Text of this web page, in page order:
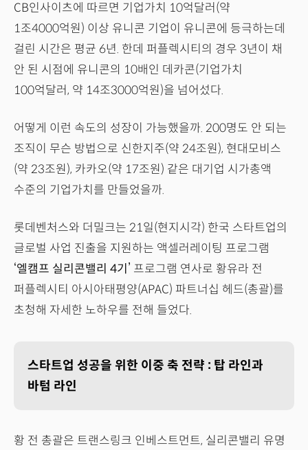
CB인사이츠에 따르면 기업가치 10억달러(약
1조4000억원) 이상 유니콘 기업이 유니콘에 등극하는데
걸린 시간은 평균 6년. 한데 퍼플렉시티의 경우 3년이 채
안 된 시점에 유니콘의 10배인 데카콘(기업가치
100억달러, 약 14조3000억원)을 넘어섰다.
어떻게 이런 속도의 성장이 가능했을까. 200명도 안 되는
조직이 무슨 방법으로 신한지주(약 24조원), 현대모비스
(약 23조원), 카카오(약 17조원) 같은 대기업 시가총액
수준의 기업가치를 만들었을까.
롯데벤처스와 더밀크는 21일(현지시각) 한국 스타트업의
글로벌 사업 진출을 지원하는 액셀러레이팅 프로그램
‘엘캠프 실리콘밸리 4기’ 프로그램 연사로 황유라 전
퍼플렉시티 아시아태평양(APAC) 파트너십 헤드(총괄)를
초청해 자세한 노하우를 전해 들었다.
스타트업 성공을 위한 이중 축 전략 : 탑 라인과
바텀 라인
황 전 총괄은 트랜스링크 인베스트먼트, 실리콘밸리 유명